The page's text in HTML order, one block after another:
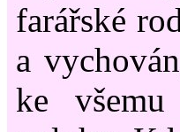
farářské
a
ke